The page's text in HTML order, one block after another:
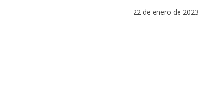
22 de enero de 2023